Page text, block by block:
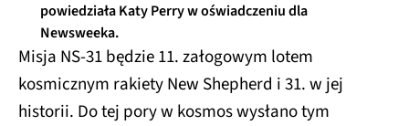
powiedziała Katy Perry w oświadczeniu dla
Newsweeka.
Misja NS-31 będzie 11. załogowym lotem
kosmicznym rakiety New Shepherd i 31. w jej
historii. Do tej pory w kosmos wysłano tym